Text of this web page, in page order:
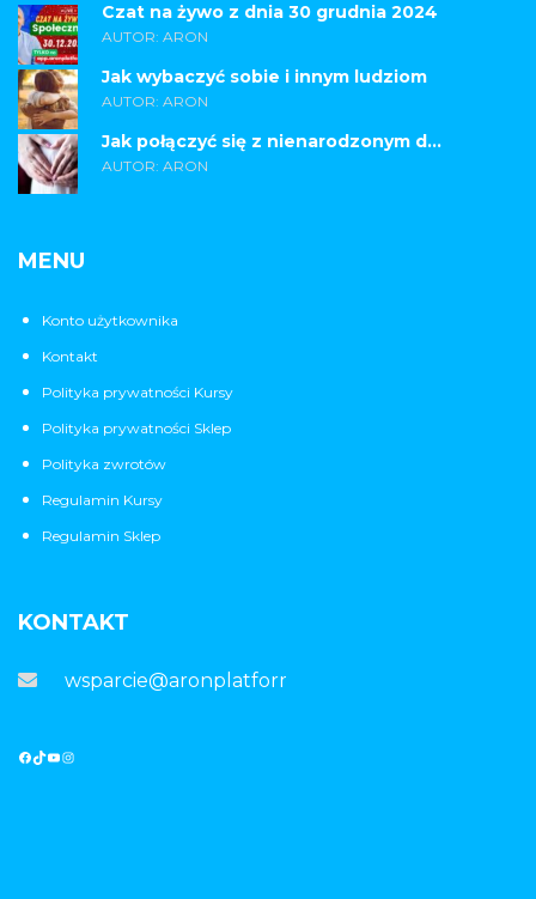
Czat na żywo z dnia 30 grudnia 2024
AUTOR: ARON
Jak wybaczyć sobie i innym ludziom
AUTOR: ARON
Jak połączyć się z nienarodzonym d...
AUTOR: ARON
MENU
Konto użytkownika
Kontakt
Polityka prywatności Kursy
Polityka prywatności Sklep
Polityka zwrotów
Regulamin Kursy
Regulamin Sklep
KONTAKT
wsparcie@aronplatforma.pl